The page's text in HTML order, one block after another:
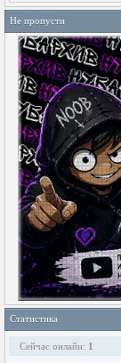
Не пропусти
Статистика
Сейчас онлайн: 1